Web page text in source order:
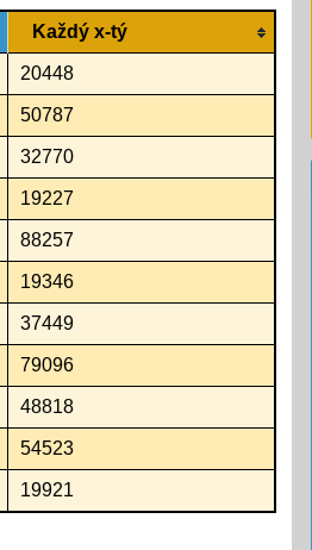
Každý x-tý
20448
50787
32770
19227
88257
19346
37449
79096
48818
54523
19921